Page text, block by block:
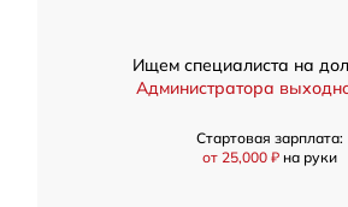
Ищем специалиста на
Администратора
Стартовая зарплата:
от 25,000 ₽ на руки